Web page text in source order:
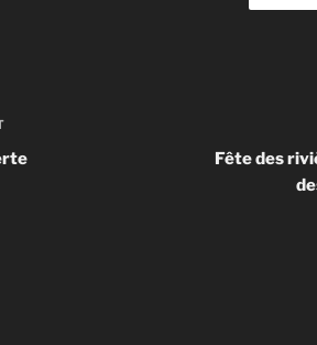
Fête des